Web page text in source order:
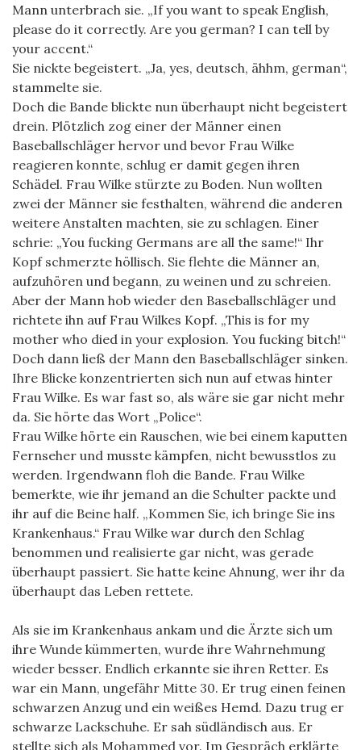
Mann unterbrach sie. „If you want to speak English,
please do it correctly. Are you german? I can tell by
your accent.“
Sie nickte begeistert. „Ja, yes, deutsch, ähhm, german“,
stammelte sie.
Doch die Bande blickte nun überhaupt nicht begeistert
drein. Plötzlich zog einer der Männer einen
Baseballschläger hervor und bevor Frau Wilke
reagieren konnte, schlug er damit gegen ihren
Schädel. Frau Wilke stürzte zu Boden. Nun wollten
zwei der Männer sie festhalten, während die anderen
weitere Anstalten machten, sie zu schlagen. Einer
schrie: „You fucking Germans are all the same!“ Ihr
Kopf schmerzte höllisch. Sie flehte die Männer an,
aufzuhören und begann, zu weinen und zu schreien.
Aber der Mann hob wieder den Baseballschläger und
richtete ihn auf Frau Wilkes Kopf. „This is for my
mother who died in your explosion. You fucking bitch!“
Doch dann ließ der Mann den Baseballschläger sinken.
Ihre Blicke konzentrierten sich nun auf etwas hinter
Frau Wilke. Es war fast so, als wäre sie gar nicht mehr
da. Sie hörte das Wort „Police“.
Frau Wilke hörte ein Rauschen, wie bei einem kaputten
Fernseher und musste kämpfen, nicht bewusstlos zu
werden. Irgendwann floh die Bande. Frau Wilke
bemerkte, wie ihr jemand an die Schulter packte und
ihr auf die Beine half. „Kommen Sie, ich bringe Sie ins
Krankenhaus.“ Frau Wilke war durch den Schlag
benommen und realisierte gar nicht, was gerade
überhaupt passiert. Sie hatte keine Ahnung, wer ihr da
überhaupt das Leben rettete.
Als sie im Krankenhaus ankam und die Ärzte sich um
ihre Wunde kümmerten, wurde ihre Wahrnehmung
wieder besser. Endlich erkannte sie ihren Retter. Es
war ein Mann, ungefähr Mitte 30. Er trug einen feinen
schwarzen Anzug und ein weißes Hemd. Dazu trug er
schwarze Lackschuhe. Er sah südländisch aus. Er
stellte sich als Mohammed vor. Im Gespräch erklärte